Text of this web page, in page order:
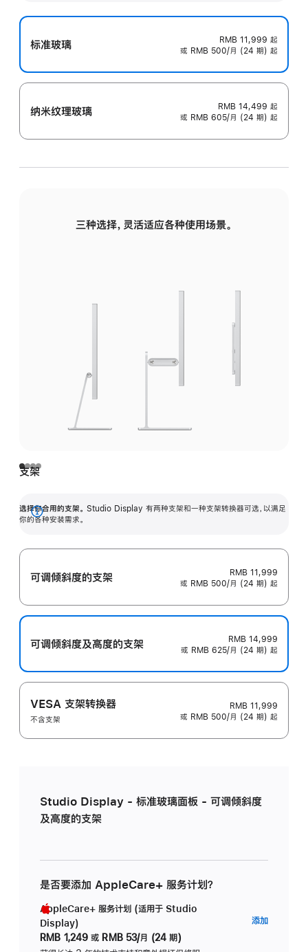
标准玻璃 RMB 11,999 起
或 RMB 500/月 (24 期) 起
纳米纹理玻璃 RMB 14,499 起
或 RMB 605/月 (24 期) 起
三种选择，灵活适应各种使用场景。
支架
选择你合用的支架。 Studio Display 有两种支架和一种支架转换器可选，以满足
你的各种安装需求。
展
可调倾斜度的支架
RMB 11,999
或 RMB 500/月 (24 期) 起
可调倾斜度及高‍度的支‍架
RMB 14,999
或 RMB 625/月 (24 期) 起
VESA 支架转换器
不含支架
RMB 11,999
或 RMB 500/月 (24 期) 起
Studio Display - 标准玻璃面板 - 可调倾斜度
及高度的支架
是否要添加 AppleCare+ 服务计划？
AppleCare+ 服务计划 (适用于 Studio
Display)
RMB 1,249 或 RMB 53/月 (24 期)
添加